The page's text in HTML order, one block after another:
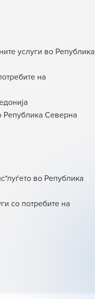
услуги во Република
на
Република Северна
во Република
со потребите на